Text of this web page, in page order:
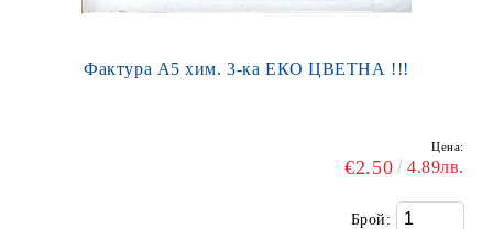
Фактура А5 хим. 3-ка ЕКО ЦВЕТНА !!!
Цена:
€2.50 4.89лв.
Брой: